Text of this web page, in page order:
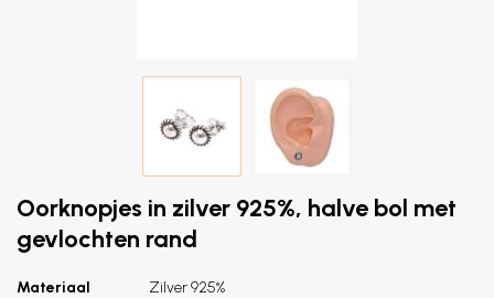
Oorknopjes in zilver 925%, halve bol met
gevlochten rand
Materiaal
Zilver 925%